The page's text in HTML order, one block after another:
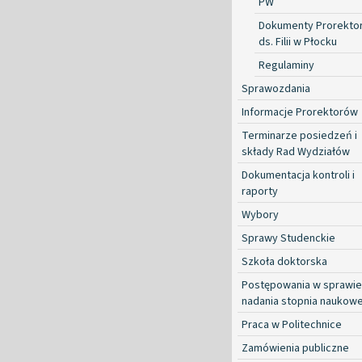
Dokumenty
ds. Filii w Płocku
Regulaminy
Sprawozdania
Informacje Prorektorów
Terminarze posiedzeń i
składy Rad Wydziałów
Dokumentacja kontroli i
raporty
Wybory
Sprawy Studenckie
Szkoła doktorska
Postępowania w sprawie
nadania stopnia
Praca w Politechnice
Zamówienia publiczne